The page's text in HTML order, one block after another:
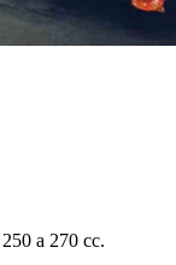
a 270 cc.